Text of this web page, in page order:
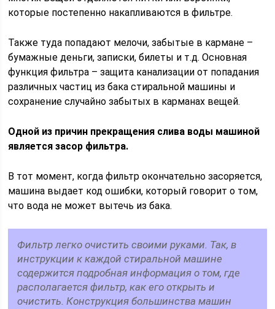
которые постепенно накапливаются в фильтре.
Также туда попадают мелочи, забытые в кармане –
бумажные деньги, записки, билеты и т.д. Основная
функция фильтра – защита канализации от попадания
различных частиц из бака стиральной машины и
сохранение случайно забытых в карманах вещей.
Одной из причин прекращения слива воды машиной
является засор фильтра.
В тот момент, когда фильтр окончательно засоряется,
машина выдает код ошибки, который говорит о том,
что вода не может вытечь из бака.
Фильтр легко очистить своими руками. Так, в
инструкции к каждой стиральной машине
содержится подробная информация о том, где
располагается фильтр, как его открыть и
очистить. Конструкция большинства машин